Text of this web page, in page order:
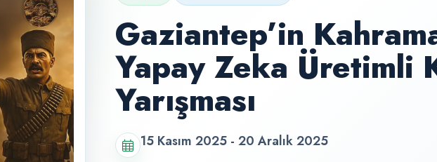
Gaziantep’in
Yapay Zeka Üretimli
Yarışması
15 Kasım 2025 - 20 Aralık 2025